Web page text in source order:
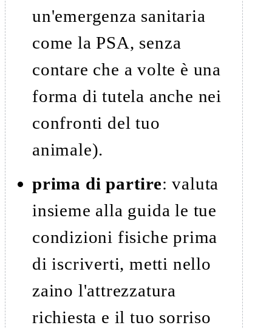
un'emergenza sanitaria
come la PSA, senza
contare che a volte è una
forma di tutela anche nei
confronti del tuo
animale).
prima di partire: valuta
insieme alla guida le tue
condizioni fisiche prima
di iscriverti, metti nello
zaino l'attrezzatura
richiesta e il tuo sorriso